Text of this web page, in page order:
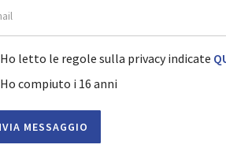
Ho letto le regole sulla privacy indicate
Ho compiuto i 16 anni